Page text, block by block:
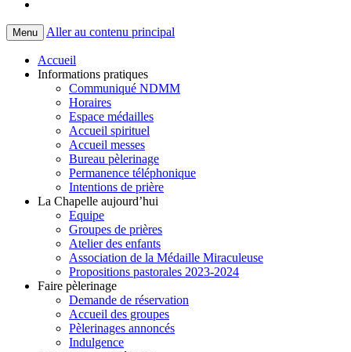
Menu Aller au contenu principal
Accueil
Informations pratiques
Communiqué NDMM
Horaires
Espace médailles
Accueil spirituel
Accueil messes
Bureau pèlerinage
Permanence téléphonique
Intentions de prière
La Chapelle aujourd’hui
Equipe
Groupes de prières
Atelier des enfants
Association de la Médaille Miraculeuse
Propositions pastorales 2023-2024
Faire pèlerinage
Demande de réservation
Accueil des groupes
Pèlerinages annoncés
Indulgence